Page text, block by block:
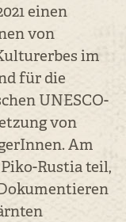
einen
von
im
für die
UNESCO-
von
Am
Rustia teil,